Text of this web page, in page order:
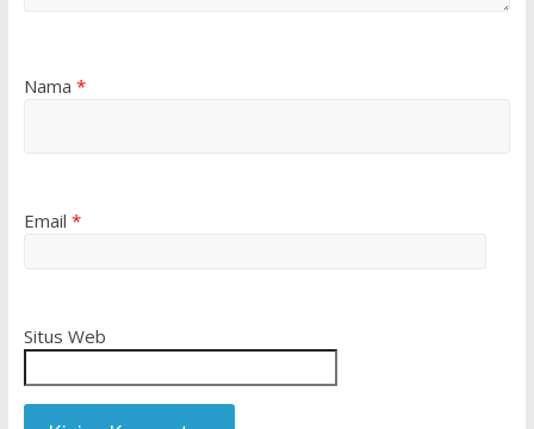
Nama *
Email *
Situs Web